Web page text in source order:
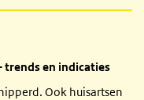
trends en indicaties
Ook huisartsen